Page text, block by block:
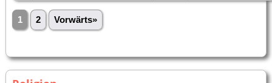
1 2 Vorwärts»